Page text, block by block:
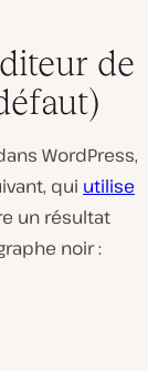
de
WordPress,
qui utilise
un résultat
noir :